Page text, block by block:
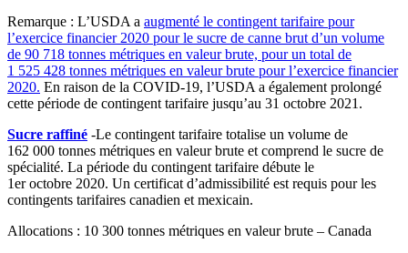
Remarque : L’USDA a augmenté le contingent tarifaire pour
l’exercice financier 2020 pour le sucre de canne brut d’un volume
de 90 718 tonnes métriques en valeur brute, pour un total de
1 525 428 tonnes métriques en valeur brute pour l’exercice financier
2020. En raison de la COVID-19, l’USDA a également prolongé
cette période de contingent tarifaire jusqu’au 31 octobre 2021.
Sucre raffiné -Le contingent tarifaire totalise un volume de
162 000 tonnes métriques en valeur brute et comprend le sucre de
spécialité. La période du contingent tarifaire débute le
1er octobre 2020. Un certificat d’admissibilité est requis pour les
contingents tarifaires canadien et mexicain.
Allocations : 10 300 tonnes métriques en valeur brute – Canada